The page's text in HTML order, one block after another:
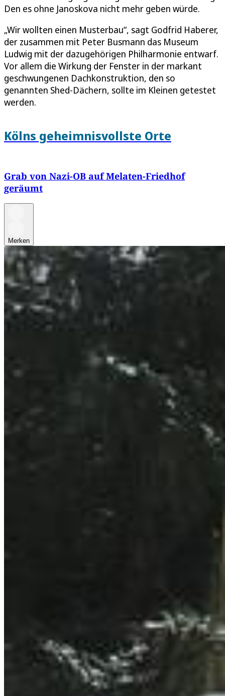
Den es ohne Janoskova nicht mehr geben würde.
„Wir wollten einen Musterbau“, sagt Godfrid Haberer,
der zusammen mit Peter Busmann das Museum
Ludwig mit der dazugehörigen Philharmonie entwarf.
Vor allem die Wirkung der Fenster in der markant
geschwungenen Dachkonstruktion, den so
genannten Shed-Dächern, sollte im Kleinen getestet
werden.
Kölns geheimnisvollste Orte
Grab von Nazi-OB auf Melaten-Friedhof
geräumt
Merken